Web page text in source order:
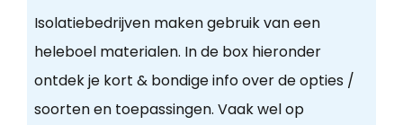
Isolatiebedrijven maken gebruik van een
heleboel materialen. In de box hieronder
ontdek je kort & bondige info over de opties /
soorten en toepassingen. Vaak wel op